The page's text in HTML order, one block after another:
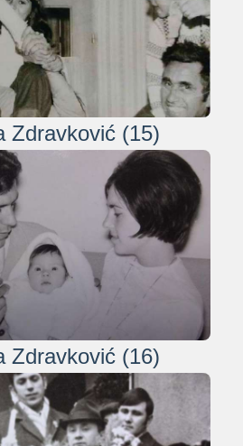
Zdravković (15)
Zdravković (16)